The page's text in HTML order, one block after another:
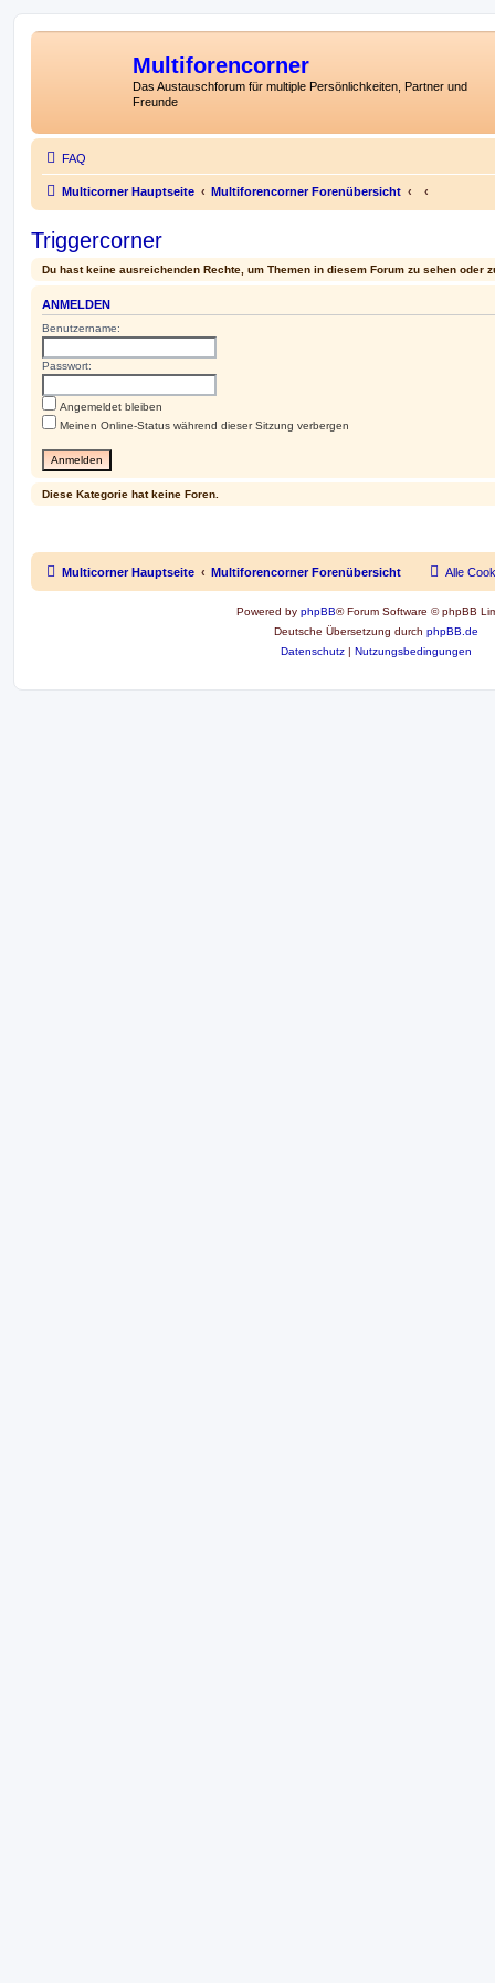
Multiforencorner
Das Austauschforum für multiple Persönlichkeiten, Partner und
Freunde
FAQ
Multicorner Hauptseite Multiforencorner Forenübersicht
Triggercorner
Du hast keine ausreichenden Rechte, um Themen in diesem Forum zu sehen oder
ANMELDEN
Benutzername:
Passwort:
Angemeldet bleiben
Meinen Online-Status während dieser Sitzung verbergen
Diese Kategorie hat keine Foren.
Multicorner Hauptseite Multiforencorner Forenübersicht Alle
Powered by phpBB® Forum Software © phpBB
Deutsche Übersetzung durch phpBB.de
Datenschutz | Nutzungsbedingungen